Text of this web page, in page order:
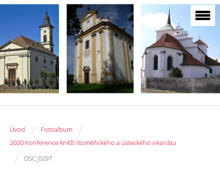
Úvod / Fotoalbum /
2020 Konference kněží litoměřického a ústeckého vikariátu
/ DSC_0297